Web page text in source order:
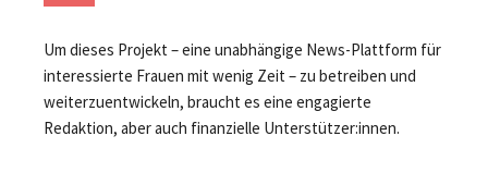
Um dieses Projekt – eine unabhängige News-Plattform für
interessierte Frauen mit wenig Zeit – zu betreiben und
weiterzuentwickeln, braucht es eine engagierte
Redaktion, aber auch finanzielle Unterstützer:innen.